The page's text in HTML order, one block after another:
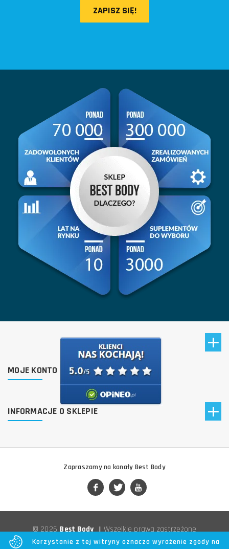
ZAPISZ SIĘ!
MOJE KONTO
INFORMACJE O SKLEPIE
Zapraszamy na kanały Best Body
© 2026Best Body | Wszelkie prawa zastrzeżone
Korzystanie z tej witryny oznacza wyrażenie zgody na